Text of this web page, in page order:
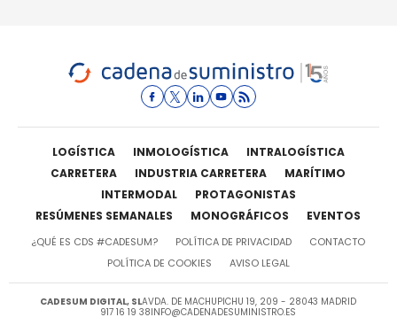
LOGÍSTICA INMOLOGÍSTICA
INTRALOGÍSTICA
CARRETERA
INDUSTRIA CARRETERA
MARÍTIMO
INTERMODAL
PROTAGONISTAS
RESÚMENES SEMANALES
MONOGRÁFICOS EVENTOS
¿QUÉ ES CDS #CADESUM? POLÍTICA DE PRIVACIDAD
CONTACTO
POLÍTICA DE COOKIES
AVISO LEGAL
CADESUM DIGITAL, SLAVDA. DE MACHUPICHU 19, 209 - 28043 MADRID
917 16 19 38INFO@CADENADESUMINISTRO.ES